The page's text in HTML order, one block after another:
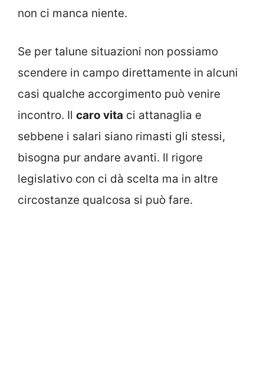
non ci manca niente.
Se per talune situazioni non possiamo
scendere in campo direttamente in alcuni
casi qualche accorgimento può venire
incontro. Il caro vita ci attanaglia e
sebbene i salari siano rimasti gli stessi,
bisogna pur andare avanti. Il rigore
legislativo con ci dà scelta ma in altre
circostanze qualcosa si può fare.